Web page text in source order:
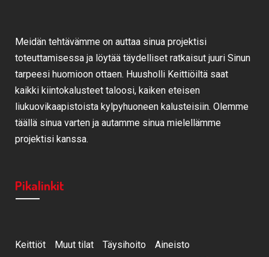
Meidän tehtävämme on auttaa sinua projektisi
toteuttamisessa ja löytää täydelliset ratkaisut juuri Sinun
tarpeesi huomioon ottaen. Huusholli Keittiöiltä saat
kaikki kiintokalusteet taloosi, kaiken eteisen
liukuovikaapistoista kylpyhuoneen kalusteisiin. Olemme
täällä sinua varten ja autamme sinua mielellämme
projektisi kanssa.
Pikalinkit
Keittiöt Muut tilat Täysihoito Aineisto